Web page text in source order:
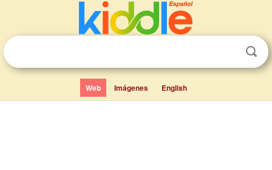
Web Imágenes English